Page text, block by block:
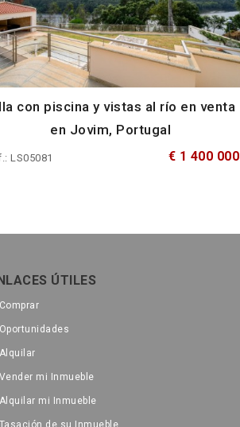
con piscina y vistas al río en venta
en Jovim, Portugal
LS05081 € 1 400 000
ÚTILES
Comprar
Oportunidades
Alquilar
Vender mi Inmueble
Alquilar mi Inmueble
Tasación de su Inmueble